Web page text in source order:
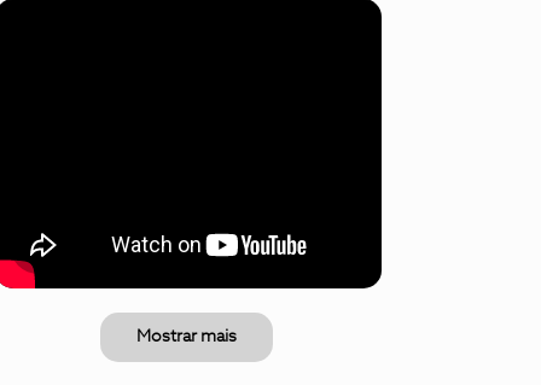
Mostrar mais